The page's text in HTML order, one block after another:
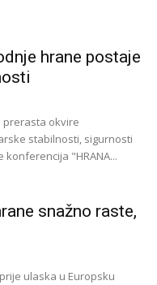
hrane postaje
prerasta okvire
stabilnosti, sigurnosti
"HRANA...
snažno raste,
ulaska u Europsku